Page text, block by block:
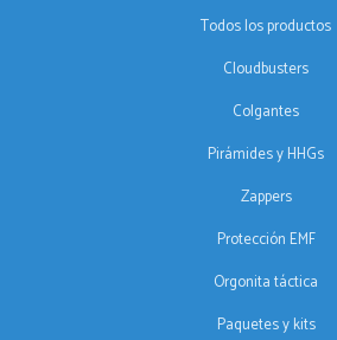
Todos los productos
Cloudbusters
Colgantes
Pirámides y HHGs
Zappers
Protección EMF
Orgonita táctica
Paquetes y kits